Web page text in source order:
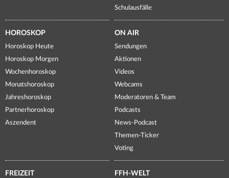
Schulausfälle
HOROSKOP
Horoskop Heute
Horoskop Morgen
Wochenhoroskop
Monatshoroskop
Jahreshoroskop
Partnerhoroskop
Aszendent
ON AIR
Sendungen
Aktionen
Videos
Webcams
Moderatoren & Team
Podcasts
News-Podcast
Themen-Ticker
Voting
FREIZEIT FFH-WELT